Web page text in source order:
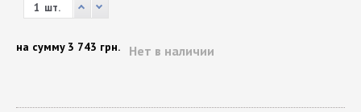
шт.
Нет в наличии
на сумму 3 743 грн.